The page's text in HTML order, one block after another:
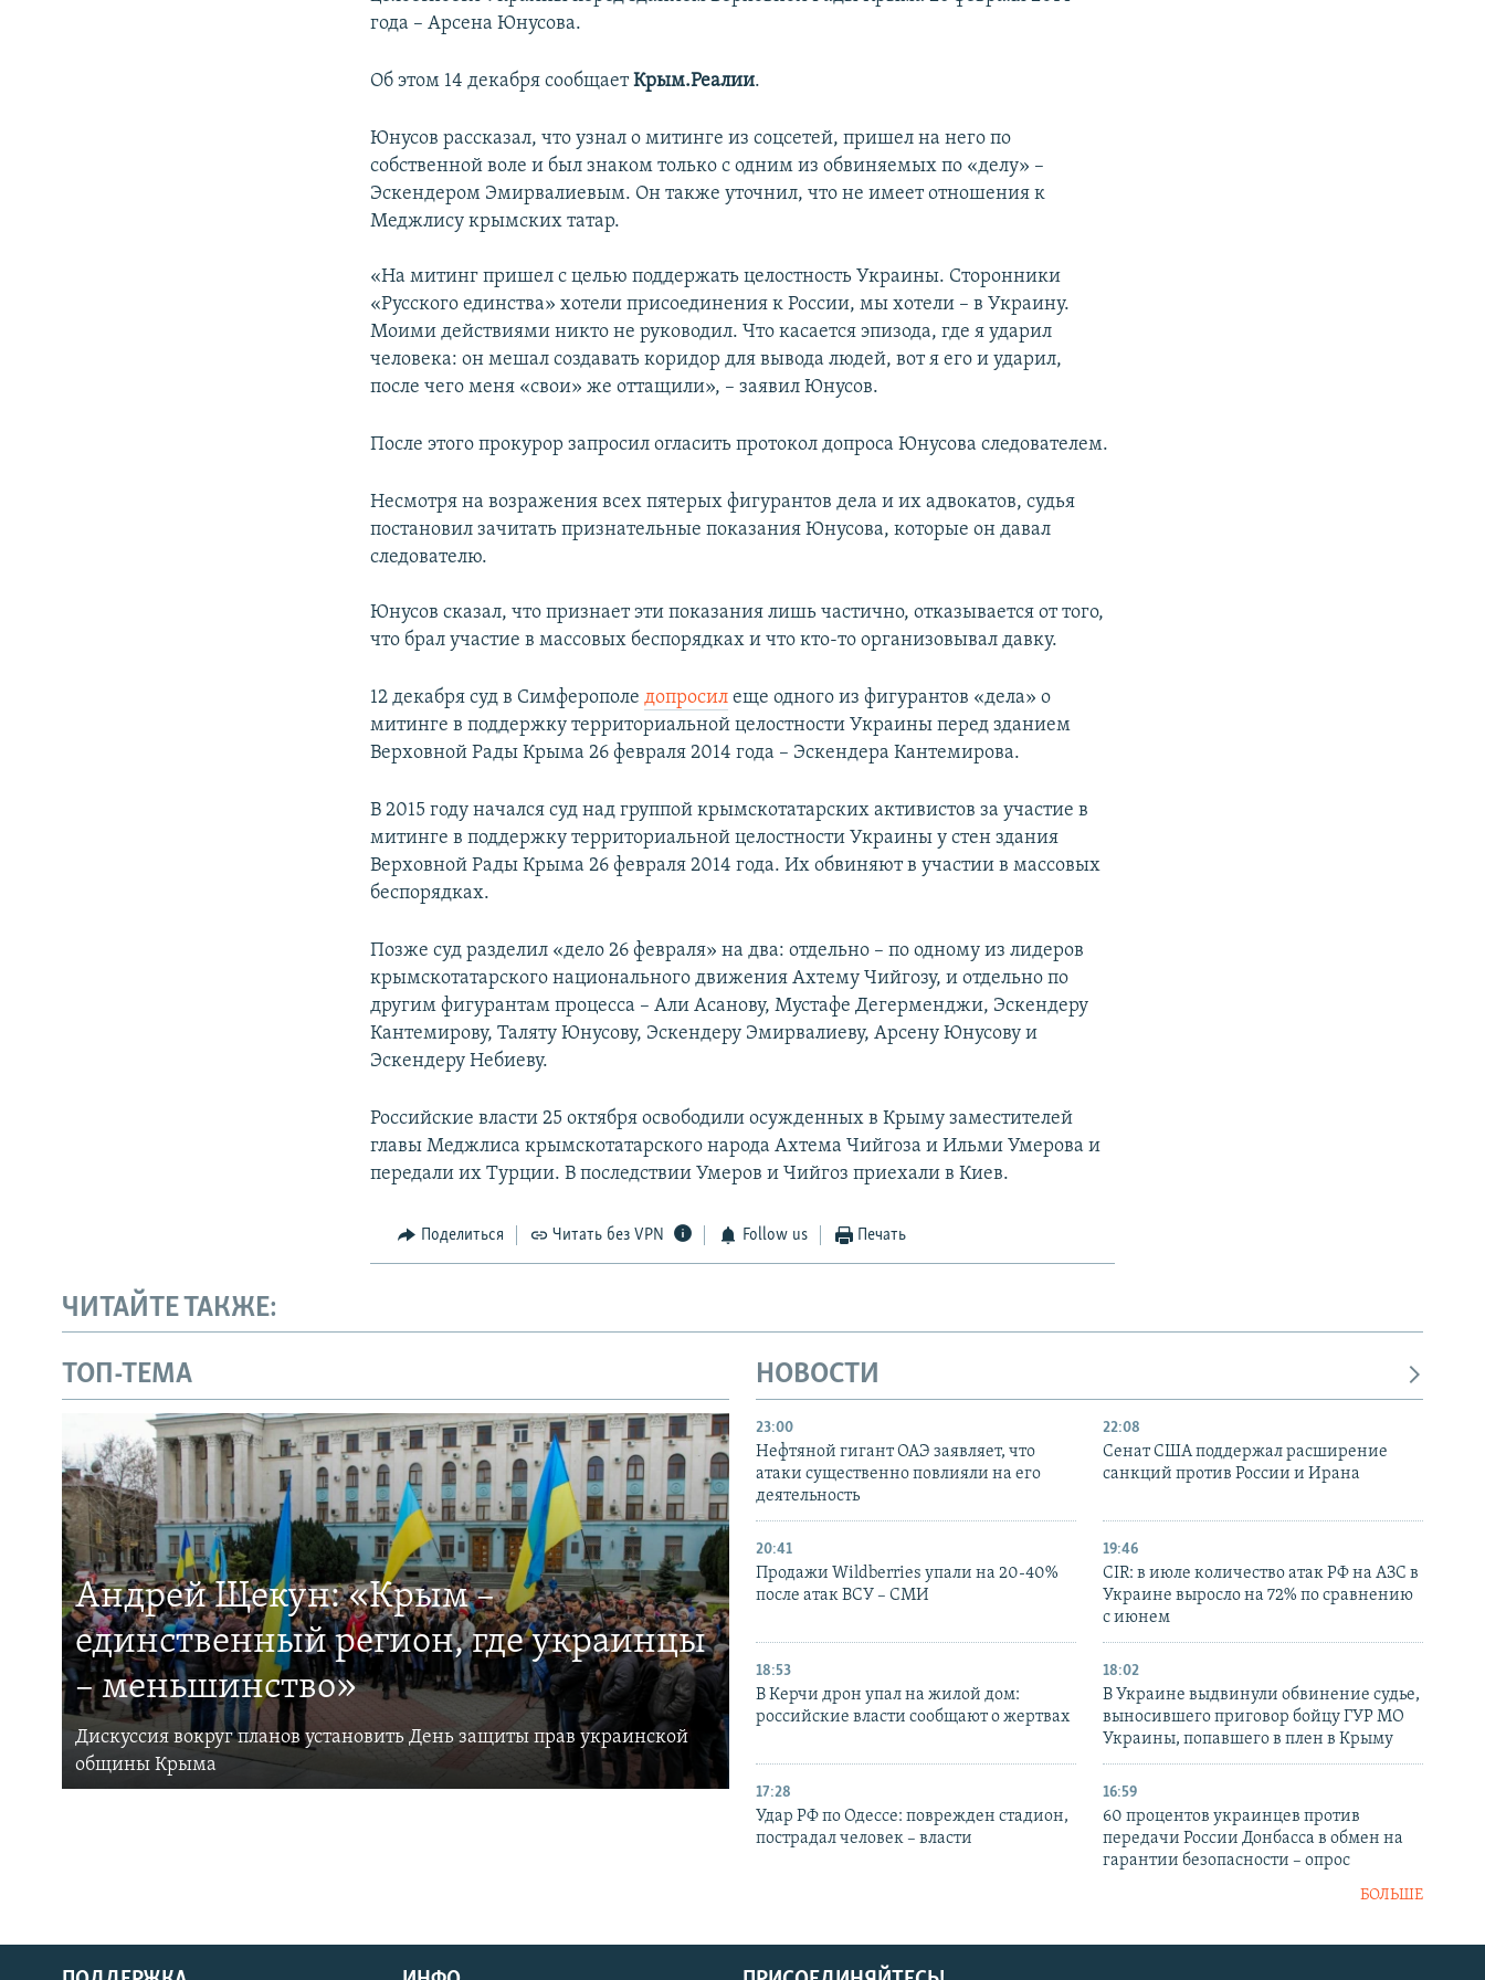
года – Арсена Юнусова.
Об этом 14 декабря сообщаетКрым.Реалии.
Юнусов рассказал, что узнал о митинге из соцсетей, пришел на него по
собственной воле и был знаком только с одним из обвиняемых по «делу» –
Эскендером Эмирвалиевым. Он также уточнил, что не имеет отношения к
Меджлису крымских татар.
«На митинг пришел с целью поддержать целостность Украины. Сторонники
«Русского единства» хотели присоединения к России, мы хотели – в Украину.
Моими действиями никто не руководил. Что касается эпизода, где я ударил
человека: он мешал создавать коридор для вывода людей, вот я его и ударил,
после чего меня «свои» же оттащили», – заявил Юнусов.
После этого прокурор запросил огласить протокол допроса Юнусова следователем.
Несмотря на возражения всех пятерых фигурантов дела и их адвокатов, судья
постановил зачитать признательные показания Юнусова, которые он давал
следователю.
Юнусов сказал, что признает эти показания лишь частично, отказывается от того,
что брал участие в массовых беспорядках и что кто-то организовывал давку.
12 декабря суд в Симферополедопросил еще одного из фигурантов «дела» о
митинге в поддержку территориальной целостности Украины перед зданием
Верховной Рады Крыма 26 февраля 2014 года – Эскендера Кантемирова.
В 2015 году начался суд над группой крымскотатарских активистов за участие в
митинге в поддержку территориальной целостности Украины у стен здания
Верховной Рады Крыма 26 февраля 2014 года. Их обвиняют в участии в массовых
беспорядках.
Позже суд разделил «дело 26 февраля» на два: отдельно – по одному из лидеров
крымскотатарского национального движения Ахтему Чийгозу, и отдельно по
другим фигурантам процесса – Али Асанову, Мустафе Дегерменджи, Эскендеру
Кантемирову, Таляту Юнусову, Эскендеру Эмирвалиеву, Арсену Юнусову и
Эскендеру Небиеву.
Российские власти 25 октября освободили осужденных в Крыму заместителей
главы Меджлиса крымскотатарского народа Ахтема Чийгоза и Ильми Умерова и
передали их Турции. В последствии Умеров и Чийгоз приехали в Киев.
Поделиться Читать без VPN Follow us Печать
ЧИТАЙТЕ ТАКЖЕ:
ТОП-ТЕМА
Андрей Щекун: «Крым –
единственный регион, где украинцы
– меньшинство»
Дискуссия вокруг планов установить День защиты прав украинской
общины Крыма
НОВОСТИ
23:00
Нефтяной гигант ОАЭ заявляет, что
атаки существенно повлияли на его
деятельность
22:08
Сенат США поддержал расширение
санкций против России и Ирана
20:41
Продажи Wildberries упали на 20-40%
после атак ВСУ – СМИ
19:46
CIR: в июле количество атак РФ на АЗС в
Украине выросло на 72% по сравнению
с июнем
18:53
В Керчи дрон упал на жилой дом:
российские власти сообщают о жертвах
18:02
В Украине выдвинули обвинение судье,
выносившего приговор бойцу ГУР МО
Украины, попавшего в плен в Крыму
17:28
Удар РФ по Одессе: поврежден стадион,
пострадал человек – власти
16:59
60 процентов украинцев против
передачи России Донбасса в обмен на
гарантии безопасности – опрос
БОЛЬШЕ